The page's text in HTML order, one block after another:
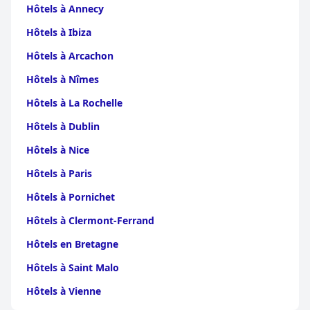
Targovishte | Hôtels à Razgrad
Silistra
| Hôtels à Pernik
Hôtels à Annecy
Hôtels à Ibiza
Hôtels à Arcachon
Hôtels à Nîmes
Hôtels à La Rochelle
Hôtels à Dublin
Hôtels à Nice
Hôtels à Paris
Hôtels à Pornichet
Hôtels à Clermont-Ferrand
Hôtels en Bretagne
Hôtels à Saint Malo
Hôtels à Vienne